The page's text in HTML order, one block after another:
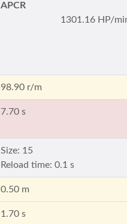
APCR
1301.16 HP/
98.90 r/m
7.70 s
Size: 15
Reload time: 0.1 s
0.50 m
1.70 s